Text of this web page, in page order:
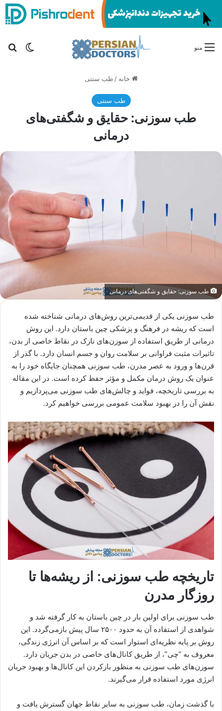
تغییر منو
خانه / طب سنتی
طب سنتی
طب سوزنی: حقایق و شگفتی‌های
درمانی
طب سوزنی: حقایق و شگفتی‌های درمانی
طب سوزنی یکی از قدیمی‌ترین روش‌های درمانی شناخته شده
است که ریشه در فرهنگ و پزشکی چین باستان دارد. این روش
درمانی از طریق استفاده از سوزن‌های نازک در نقاط خاصی از بدن،
تاثیرات مثبت فراوانی بر سلامت روان و جسم انسان دارد. با گذر از
قرن‌ها و ورود به عصر مدرن، طب سوزنی همچنان جایگاه خود را به
عنوان یک روش درمان مکمل و مؤثر حفظ کرده است. در این مقاله
به بررسی تاریخچه، فواید و چالش‌های طب سوزنی می‌پردازیم و
نقش آن را در بهبود سلامت عمومی بررسی خواهیم کرد.
تاریخچه‌ طب سوزنی: از ریشه‌ها تا
روزگار مدرن
طب سوزنی برای اولین بار در چین باستان به کار گرفته شد و
شواهدی از استفاده آن به حدود ۲۵۰۰ سال پیش بازمی‌گردد. این
روش بر پایه نظریه‌ای استوار است که بر اساس آن انرژی زندگی،
معروف به “چی”، از طریق کانال‌های خاصی در بدن جریان دارد.
سوزن‌های طب سوزنی به منظور بازکردن این کانال‌ها و بهبود جریان
انرژی مورد استفاده قرار می‌گیرند.
با گذشت زمان، طب سوزنی به سایر نقاط جهان گسترش یافت و